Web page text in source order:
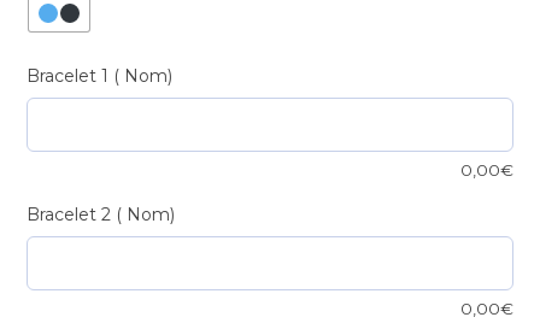
Bracelet 1 ( Nom)
0,00€
Bracelet 2 ( Nom)
0,00€
bracelet
fil
bleu